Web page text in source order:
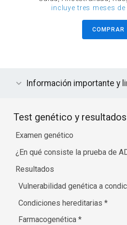
incluye tres meses de
COMPRAR
Información importante y
Test genético y resultados
Examen genético
¿En qué consiste la prueba de
Resultados
Vulnerabilidad genética a
Condiciones hereditarias*
Farmacogenética*